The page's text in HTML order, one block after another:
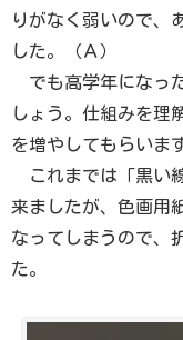
りがなく弱いので、
した。（Ａ）
でも高学年になっ
しょう。仕組みを理
を増やしてもらいま
これまでは「黒い
来ましたが、色画用
なってしまうので、
た。